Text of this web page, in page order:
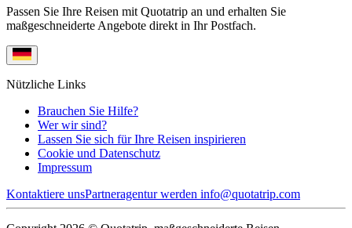
Passen Sie Ihre Reisen mit Quotatrip an und erhalten Sie
maßgeschneiderte Angebote direkt in Ihr Postfach.
Nützliche Links
Brauchen Sie Hilfe?
Wer wir sind?
Lassen Sie sich für Ihre Reisen inspirieren
Cookie und Datenschutz
Impressum
Kontaktiere unsPartneragentur werden info@quotatrip.com